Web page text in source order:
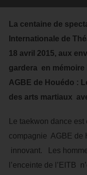
La centaine de
Internationale de
18 avril 2015, aux
gardera en mémoire
AGBE de Houédo :
des arts martiaux
Le taekwon dance
compagnie AGBE de
innovant. Les
l’enceinte de l’EITB